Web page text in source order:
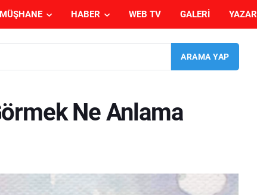
HABER WEB TV GALERI YAZAR
Ne Anlama